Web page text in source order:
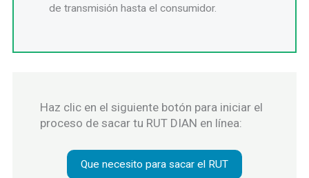
de transmisión hasta el consumidor.
Haz clic en el siguiente botón para iniciar el
proceso de sacar tu RUT DIAN en línea:
Que necesito para sacar el RUT